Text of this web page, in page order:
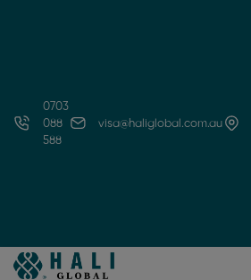
0703
088
588
visa@haliglobal.com.au